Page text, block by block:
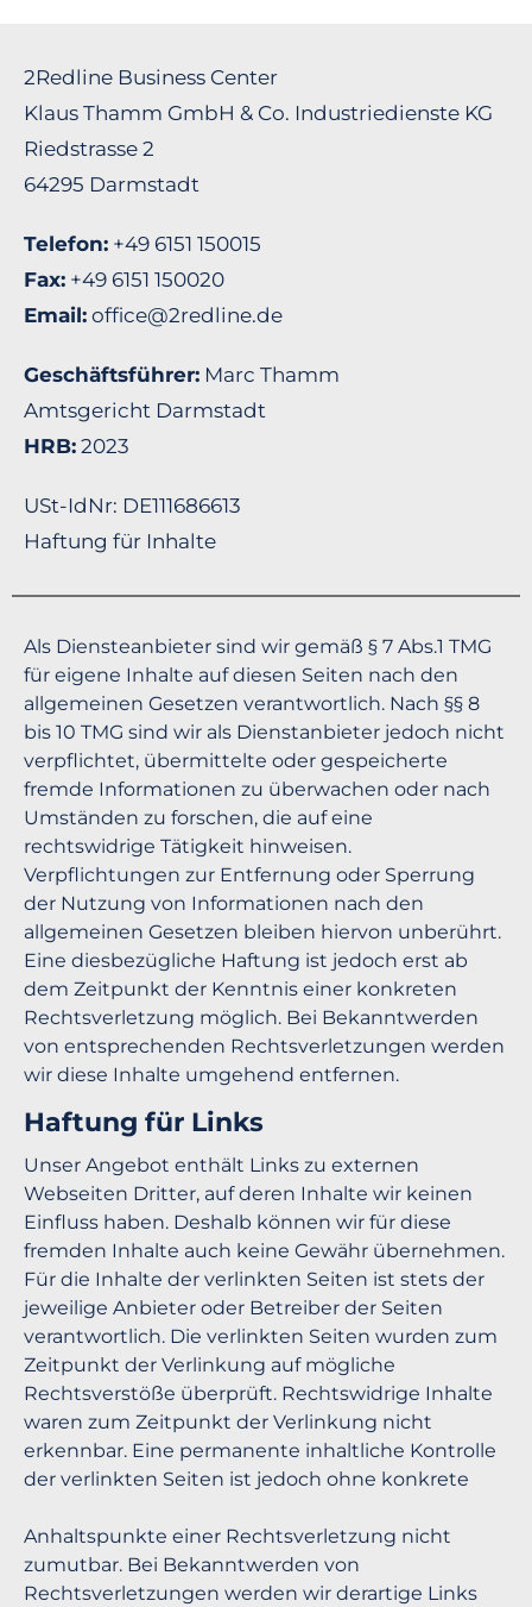
2Redline Business Center
Klaus Thamm GmbH & Co. Industriedienste KG
Riedstrasse 2
64295 Darmstadt
Telefon: +49 6151 150015
Fax: +49 6151 150020
Email: office@2redline.de
Geschäftsführer: Marc Thamm
Amtsgericht Darmstadt
HRB: 2023
USt-IdNr: DE111686613
Haftung für Inhalte
Als Diensteanbieter sind wir gemäß § 7 Abs.1 TMG
für eigene Inhalte auf diesen Seiten nach den
allgemeinen Gesetzen verantwortlich. Nach §§ 8
bis 10 TMG sind wir als Dienstanbieter jedoch nicht
verpflichtet, übermittelte oder gespeicherte
fremde Informationen zu überwachen oder nach
Umständen zu forschen, die auf eine
rechtswidrige Tätigkeit hinweisen.
Verpflichtungen zur Entfernung oder Sperrung
der Nutzung von Informationen nach den
allgemeinen Gesetzen bleiben hiervon unberührt.
Eine diesbezügliche Haftung ist jedoch erst ab
dem Zeitpunkt der Kenntnis einer konkreten
Rechtsverletzung möglich. Bei Bekanntwerden
von entsprechenden Rechtsverletzungen werden
wir diese Inhalte umgehend entfernen.
Haftung für Links
Unser Angebot enthält Links zu externen
Webseiten Dritter, auf deren Inhalte wir keinen
Einfluss haben. Deshalb können wir für diese
fremden Inhalte auch keine Gewähr übernehmen.
Für die Inhalte der verlinkten Seiten ist stets der
jeweilige Anbieter oder Betreiber der Seiten
verantwortlich. Die verlinkten Seiten wurden zum
Zeitpunkt der Verlinkung auf mögliche
Rechtsverstöße überprüft. Rechtswidrige Inhalte
waren zum Zeitpunkt der Verlinkung nicht
erkennbar. Eine permanente inhaltliche Kontrolle
der verlinkten Seiten ist jedoch ohne konkrete
Anhaltspunkte einer Rechtsverletzung nicht
zumutbar. Bei Bekanntwerden von
Rechtsverletzungen werden wir derartige Links